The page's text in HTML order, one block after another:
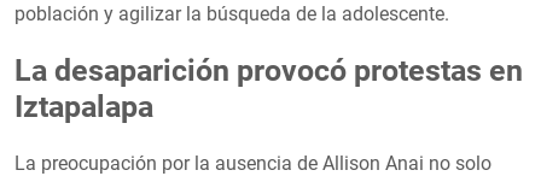
población y agilizar la búsqueda de la adolescente.
La desaparición provocó protestas en
Iztapalapa
La preocupación por la ausencia de Allison Anai no solo